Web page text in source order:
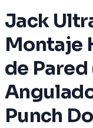
Jack
Montaje
de Pared
Punch